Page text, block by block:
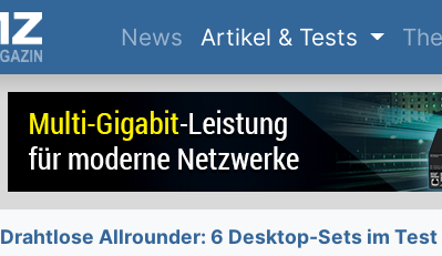
News(current)
Artikel & Tests
Drahtlose Allrounder: 6 Desktop-Sets im Test